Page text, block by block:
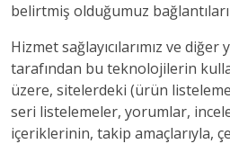
belirtmiş olduğumuz
Hizmet sağlayıcılarımız ve
tarafından bu teknolojilerin
üzere, sitelerdeki (ürün
seri listelemeler, yorumlar,
içeriklerinin, takip amaçlarıyla,